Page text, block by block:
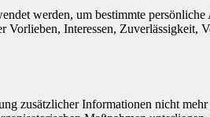
werden, um bestimmte
Vorlieben, Interessen, Zuverlässigkeit,
zusätzlicher Informationen nicht